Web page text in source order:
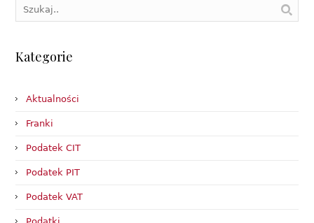
Kategorie
Aktualności
Franki
Podatek CIT
Podatek PIT
Podatek VAT